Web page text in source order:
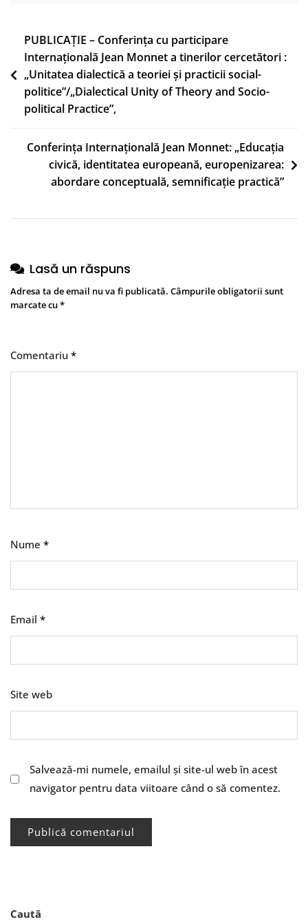
Democracy
/
Educația
Civică
Democrație
Rezilientă”
Navigare
articole
PUBLICAȚIE – Conferința cu participare
Internațională Jean Monnet a tinerilor cercetători :
„Unitatea dialectică a teoriei și practicii social-
politice”/„Dialectical Unity of Theory and Socio-
political Practice”,
Conferința Internațională Jean Monnet: „Educația
civică, identitatea europeană, europenizarea:
abordare conceptuală, semnificație practică”
Lasă un răspuns
Adresa ta de email nu va fi publicată. Câmpurile obligatorii sunt
marcate cu*
Comentariu *
Nume *
Email *
Site web
Salvează-mi numele, emailul și site-ul web în acest
navigator pentru data viitoare când o să comentez.
Caută